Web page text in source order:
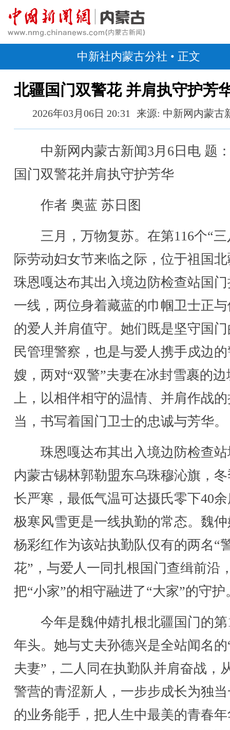
中新社内蒙古分社 • 正文
北疆国门双警花 并肩执守护芳
2026年03月06日 20:31 来源: 中新网内蒙古
中新网内蒙古新闻3月6日电 题
国门双警花并肩执守护芳华
作者 奥蓝 苏日图
三月，万物复苏。在第116个“三
际劳动妇女节来临之际，位于祖国
珠恩嘎达布其出入境边防检查站国
一线，两位身着藏蓝的巾帼卫士正
的爱人并肩值守。她们既是坚守国
民管理警察，也是与爱人携手戍边
嫂，两对“双警”夫妻在冰封雪裹的边
上，以相伴相守的温情、并肩作战
当，书写着国门卫士的忠诚与芳华。
珠恩嘎达布其出入境边防检查站
内蒙古锡林郭勒盟东乌珠穆沁旗，
长严寒，最低气温可达摄氏零下40
极寒风雪更是一线执勤的常态。魏
杨彩红作为该站执勤队仅有的两名“
花”，与爱人一同扎根国门查缉前沿
把“小家”的相守融进了“大家”的守护
今年是魏仲婧扎根北疆国门的第
年头。她与丈夫孙德兴是全站闻名的
夫妻”，二人同在执勤队并肩奋战，
警营的青涩新人，一步步成长为独
的业务能手，把人生中最美的青春